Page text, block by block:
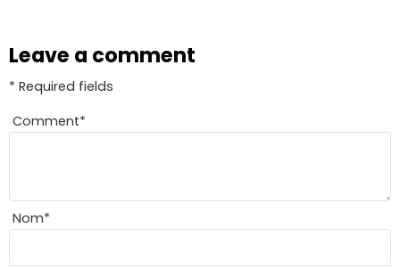
Leave a comment
* Required fields
Comment*
Nom*